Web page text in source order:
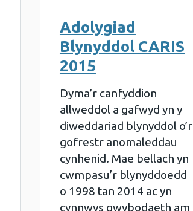
Adolygiad
Blynyddol CARIS
2015
Dyma’r canfyddion
allweddol a gafwyd yn y
diweddariad blynyddol o’r
gofrestr anomaleddau
cynhenid. Mae bellach yn
cwmpasu’r blynyddoedd
o 1998 tan 2014 ac yn
cynnwys gwybodaeth am